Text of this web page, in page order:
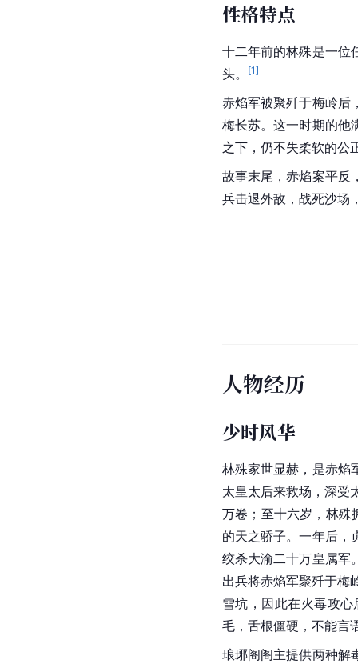
性格特点
十二年前的林殊是一位
头。
[1]
赤焰军被聚歼于梅岭后
梅长苏。这一时期的他
之下，仍不失柔软的公
故事末尾，赤焰案平反
兵击退外敌，战死沙场
人物经历
少时风华
林殊家世显赫，是赤焰
太皇太后来救场，深受
万卷；至十六岁，林殊
的天之骄子。一年后，
绞杀大渝二十万皇属军
出兵将赤焰军聚歼于梅
雪坑，因此在火毒攻心
毛，舌根僵硬，不能言
琅琊阁阁主提供两种解